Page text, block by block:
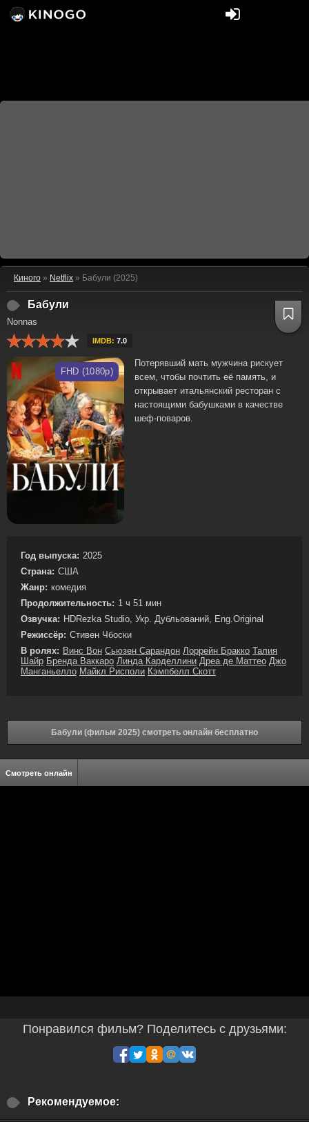
Киного » Netflix » Бабули (2025)
Бабули
Nonnas
IMDB: 7.0
FHD (1080p)
Потерявший мать мужчина рискует
всем, чтобы почтить её память, и
открывает итальянский ресторан с
настоящими бабушками в качестве
шеф-поваров.
Год выпуска: 2025
Страна: США
Жанр: комедия
Продолжительность: 1 ч 51 мин
Озвучка: HDRezka Studio, Укр. Дубльований, Eng.Original
Режиссёр: Стивен Чбоски
В ролях: Винс Вон Сьюзен Сарандон Лоррейн Бракко Талия
Шайр Бренда Ваккаро Линда Карделлини Дреа де Маттео Джо
Манганьелло Майкл Рисполи Кэмпбелл Скотт
Бабули (фильм 2025) смотреть онлайн бесплатно
Смотреть онлайн
Понравился фильм? Поделитесь с друзьями:
Рекомендуемое: